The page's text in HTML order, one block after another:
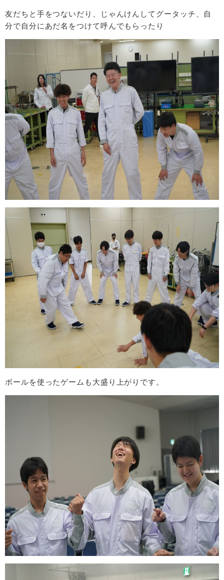
友だちと手をつないだり、じゃんけんしてグータッチ、自
分で自分にあだ名をつけて呼んでもらったり
ボールを使ったゲームも大盛り上がりです。